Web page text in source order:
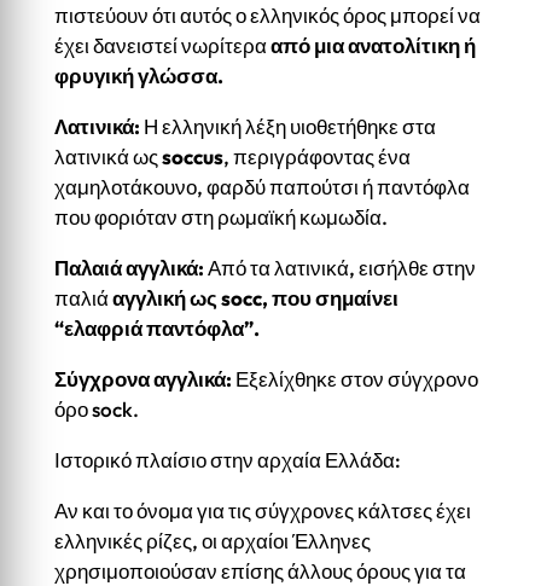
πιστεύουν ότι αυτός ο ελληνικός όρος μπορεί να
έχει δανειστεί νωρίτερααπό μια ανατολίτικη ή
φρυγική γλώσσα.
Λατινικά: Η ελληνική λέξη υιοθετήθηκε στα
λατινικά ωςsoccus, περιγράφοντας ένα
χαμηλοτάκουνο, φαρδύ παπούτσι ή παντόφλα
που φοριόταν στη ρωμαϊκή κωμωδία.
Παλαιά αγγλικά:Από τα λατινικά, εισήλθε στην
παλιάαγγλική ωςsocc, που σημαίνει
“ελαφριά παντόφλα”.
Σύγχρονα αγγλικά: Εξελίχθηκε στον σύγχρονο
όρο sock.
Ιστορικό πλαίσιο στην αρχαία Ελλάδα:
Αν και το όνομα για τις σύγχρονες κάλτσες έχει
ελληνικές ρίζες, οι αρχαίοι Έλληνες
χρησιμοποιούσαν επίσης άλλους όρους για τα